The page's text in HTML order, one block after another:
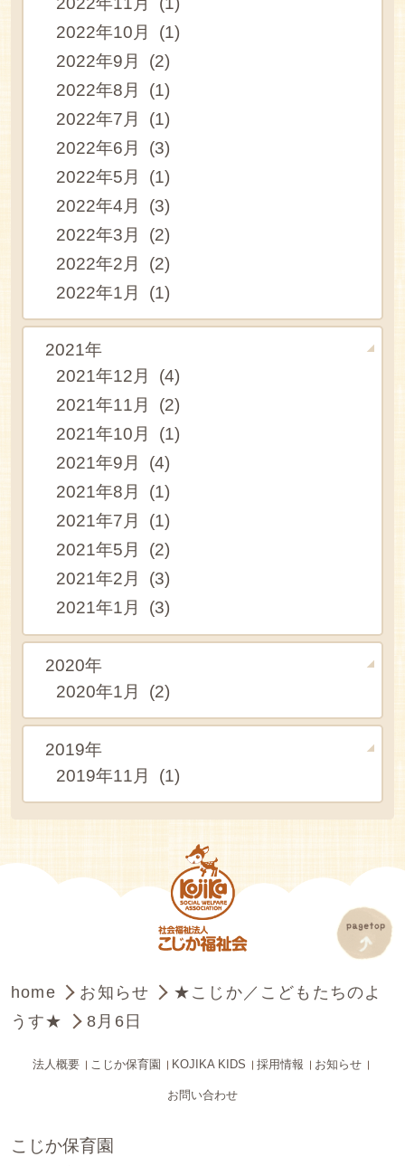
2022年10月 (1)
2022年9月 (2)
2022年8月 (1)
2022年7月 (1)
2022年6月 (3)
2022年5月 (1)
2022年4月 (3)
2022年3月 (2)
2022年2月 (2)
2022年1月 (1)
2021年
2021年12月 (4)
2021年11月 (2)
2021年10月 (1)
2021年9月 (4)
2021年8月 (1)
2021年7月 (1)
2021年5月 (2)
2021年2月 (3)
2021年1月 (3)
2020年
2020年1月 (2)
2019年
2019年11月 (1)
home お知らせ
★こじか／こどもたちのよ
うす★
8月6日
法人概要 こじか保育園 KOJIKA KIDS 採用情報 お知らせ
お問い合わせ
こじか保育園